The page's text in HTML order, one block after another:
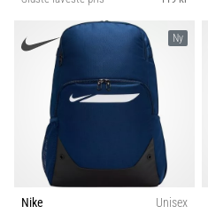
…
Vis
alle
artikler
Ny
Nike
Unisex